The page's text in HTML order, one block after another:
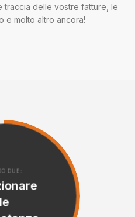
delle vostre fatture, le
e molto altro ancora!
DUE:
le